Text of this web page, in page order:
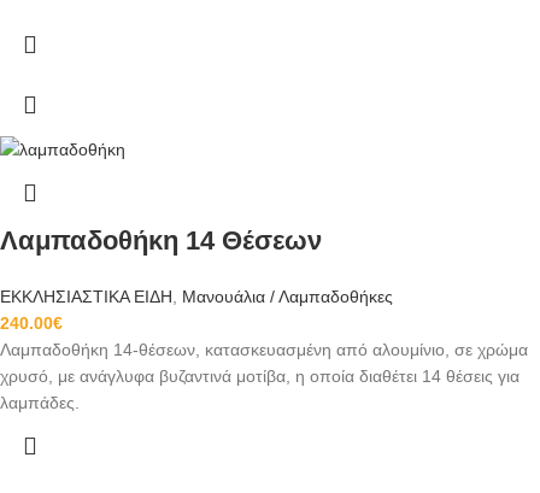
Λαμπαδοθήκη 14 Θέσεων
ΕΚΚΛΗΣΙΑΣΤΙΚΑ ΕΙΔΗ, Μανουάλια / Λαμπαδοθήκες
240.00€
Λαμπαδοθήκη 14-θέσεων, κατασκευασμένη από αλουμίνιο, σε χρώμα
χρυσό, με ανάγλυφα βυζαντινά μοτίβα, η οποία διαθέτει 14 θέσεις για
λαμπάδες.